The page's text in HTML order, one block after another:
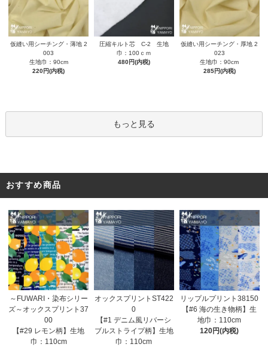
仮縫い用シーチング・薄地 2
003
生地巾：90cm
220円(内税)
圧縮キルト芯 C-2 生地
巾：100ｃｍ
480円(内税)
仮縫い用シーチング・厚地 2
023
生地巾：90cm
285円(内税)
もっと見る
おすすめ商品
～FUWARI・染布シリー
ズ～オックスプリント37
00
【#29 レモン柄】生地
巾：110cm
オックスプリントST422
0
【#1 デニム風リバーシ
ブルストライプ柄】生地
巾：110cm
リップルプリント38150
【#6 海の生き物柄】生
地巾：110cm
120円(内税)